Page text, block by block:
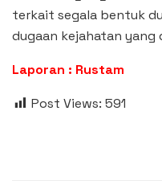
terkait segala bentuk
dugaan kejahatan yang
Laporan : Rustam
Post Views: 591